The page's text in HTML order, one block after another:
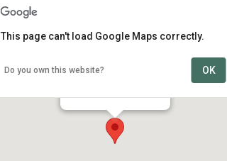
Von Gimborn Arboretum
This page can't load Google Maps correctly.
Do you own this website? OK